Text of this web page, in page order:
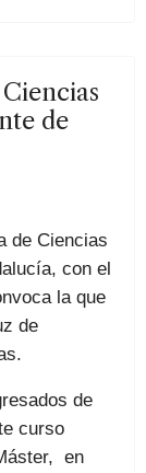
de
de Ciencias
con el
la que
de
de
curso
en